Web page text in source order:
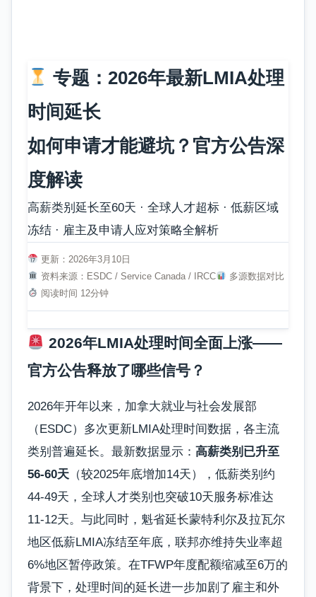
专题：2026年最新LMIA处理
时间延长
如何申请才能避坑？官方公告深
度解读
高薪类别延长至60天 · 全球人才超标 · 低薪区域
冻结 · 雇主及申请人应对策略全解析
更新：2026年3月10日
资料来源：ESDC / Service Canada / IRCC
多源数据对比
阅读时间 12分钟
2026年LMIA处理时间全面上涨——
官方公告释放了哪些信号？
2026年开年以来，加拿大就业与社会发展部
（ESDC）多次更新LMIA处理时间数据，各主流
类别普遍延长。最新数据显示： 高薪类别已升至
56-60天 （较2025年底增加14天），低薪类别约
44-49天，全球人才类别也突破10天服务标准达
11-12天。与此同时，魁省延长蒙特利尔及拉瓦尔
地区低薪LMIA冻结至年底，联邦亦维持失业率超
6%地区暂停政策。在TFWP年度配额缩减至6万的
背景下，处理时间的延长进一步加剧了雇主和外